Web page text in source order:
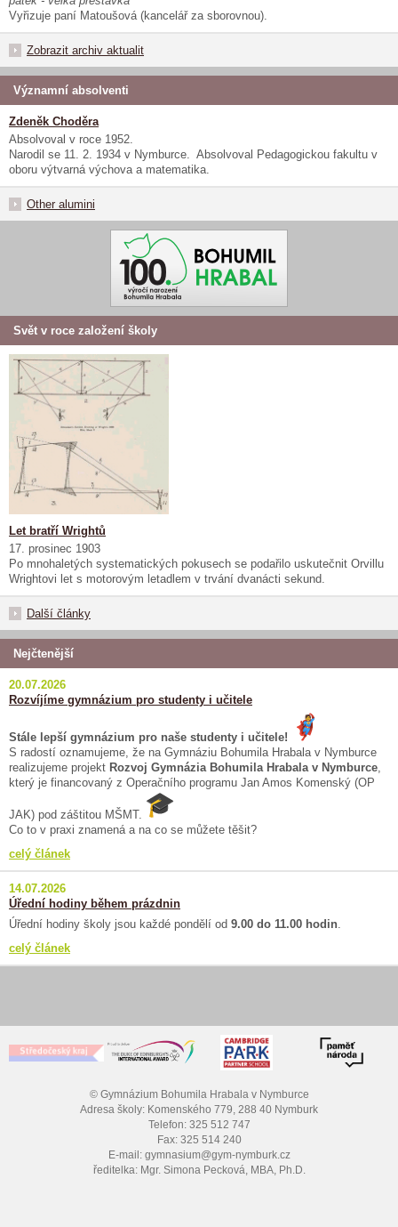
Vyřizuje paní Matoušová (kancelář za sborovnou).
Zobrazit archiv aktualit
Významní absolventi
Zdeněk Choděra
Absolvoval v roce 1952.
Narodil se 11. 2. 1934 v Nymburce. Absolvoval Pedagogickou fakultu v
oboru výtvarná výchova a matematika.
Other alumini
Svět v roce založení školy
Let bratří Wrightů
17. prosinec 1903
Po mnohaletých systematických pokusech se podařilo uskutečnit Orvillu
Wrightovi let s motorovým letadlem v trvání dvanácti sekund.
Další články
Nejčtenější
20.07.2026
Rozvíjíme gymnázium pro studenty i učitele
Stále lepší gymnázium pro naše studenty i učitele!
S radostí oznamujeme, že na Gymnáziu Bohumila Hrabala v Nymburce
realizujeme projekt Rozvoj Gymnázia Bohumila Hrabala v Nymburce
který je financovaný z Operačního programu Jan Amos Komenský (OP
JAK) pod záštitou MŠMT.
Co to v praxi znamená a na co se můžete těšit?
celý článek
14.07.2026
Úřední hodiny během prázdnin
Úřední hodiny školy jsou každé pondělí od 9.00 do 11.00 hodin
celý článek
© Gymnázium Bohumila Hrabala v Nymburce
Adresa školy: Komenského 779, 288 40 Nymburk
Telefon: 325 512 747
Fax: 325 514 240
E-mail: gymnasium@gym-nymburk.cz
ředitelka: Mgr. Simona Pecková, MBA, Ph.D.